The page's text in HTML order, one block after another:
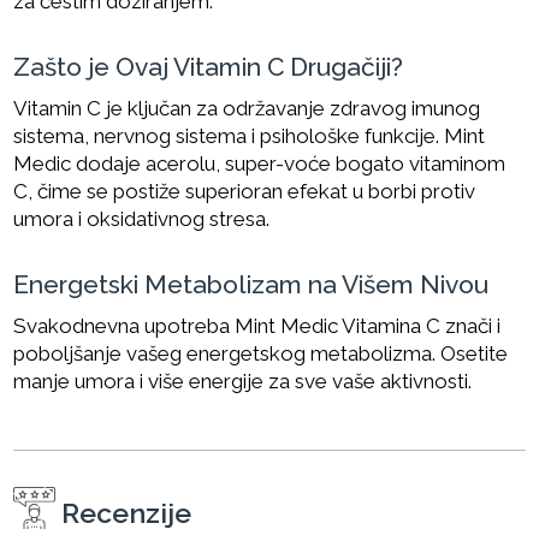
Zašto je Ovaj Vitamin C Drugačiji?
Vitamin C je ključan za održavanje zdravog imunog
sistema, nervnog sistema i psihološke funkcije. Mint
Medic dodaje acerolu, super-voće bogato vitaminom
C, čime se postiže superioran efekat u borbi protiv
umora i oksidativnog stresa.
Energetski Metabolizam na Višem Nivou
Svakodnevna upotreba Mint Medic Vitamina C znači i
poboljšanje vašeg energetskog metabolizma. Osetite
manje umora i više energije za sve vaše aktivnosti.
Recenzije